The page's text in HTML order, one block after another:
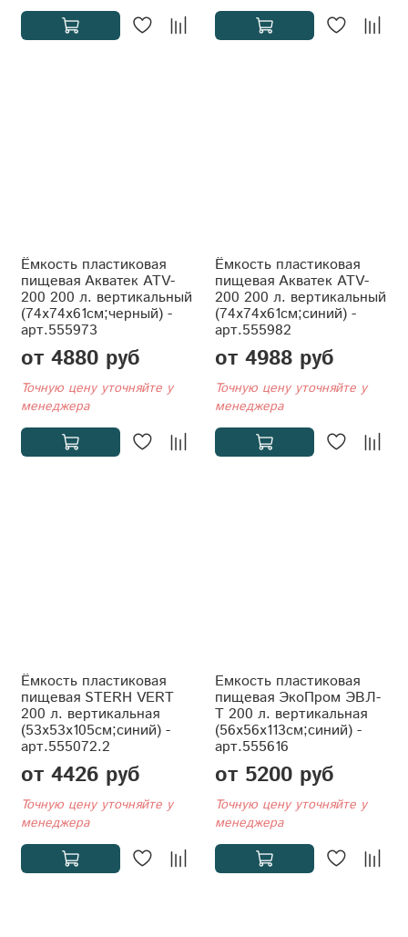
Ёмкость пластиковая
пищевая Акватек ATV-
200 200 л. вертикальный
(74x74x61см;черный) -
арт.555973
от 4880 руб
Точную цену уточняйте у
менеджера
Ёмкость пластиковая
пищевая Акватек ATV-
200 200 л. вертикальный
(74x74x61см;синий) -
арт.555982
от 4988 руб
Точную цену уточняйте у
менеджера
Ёмкость пластиковая
пищевая STERH VERT
200 л. вертикальная
(53x53x105см;синий) -
арт.555072.2
от 4426 руб
Точную цену уточняйте у
менеджера
Емкость пластиковая
пищевая ЭкоПром ЭВЛ-
Т 200 л. вертикальная
(56x56x113см;синий) -
арт.555616
от 5200 руб
Точную цену уточняйте у
менеджера